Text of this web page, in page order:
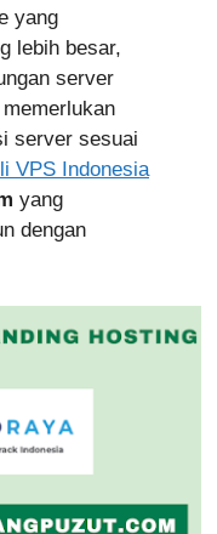
yang
lebih besar,
server
server sesuai
VPS Indonesia
yang
dengan